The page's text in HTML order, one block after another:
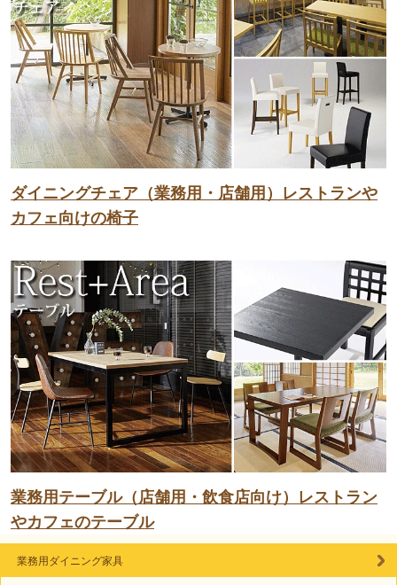
ダイニングチェア（業務用・店舗用）レストランや
カフェ向けの椅子
業務用テーブル（店舗用・飲食店向け）レストラン
やカフェのテーブル
業務用ダイニング家具